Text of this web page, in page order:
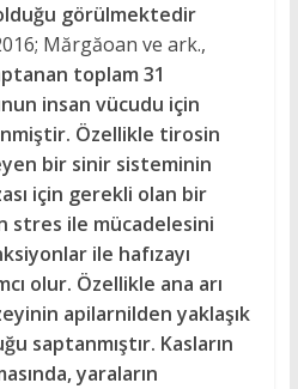
görülmektedir
Mărgăoan ve ark.,
toplam 31
insan vücudu için
Özellikle tirosin
bir sinir sisteminin
için gerekli olan bir
stres ile mücadelesini
ile hafızayı
olur. Özellikle ana arı
apilarnilden yaklaşık
saptanmıştır. Kasların
yaraların